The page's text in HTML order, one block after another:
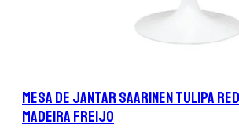
Mesa de Jantar Saarinen Tulipa
Madeira Freijo